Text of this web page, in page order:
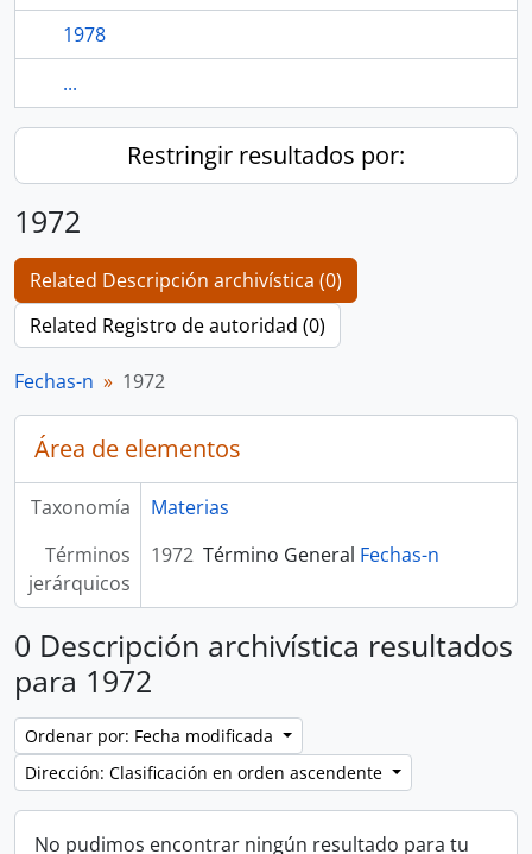
1978
...
Restringir resultados por:
1972
Related Descripción archivística (0)
Related Registro de autoridad (0)
Fechas-n 1972
Área de elementos
Taxonomía
Materias
Términos
jerárquicos
1972 Término General Fechas-n
0 Descripción archivística resultados
para 1972
Ordenar por: Fecha modificada
Dirección: Clasificación en orden ascendente
No pudimos encontrar ningún resultado para tu